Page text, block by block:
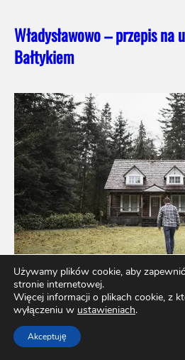
Władysławowo – przepis na
Bałtykiem
Marzy Ci się własna działka
Sprawdź, jak można ją
Używamy plików cookie, aby
stronie internetowej.
Więcej informacji o plikach cookie, z
wyłączeniu w ustawieniach.
Akceptuję